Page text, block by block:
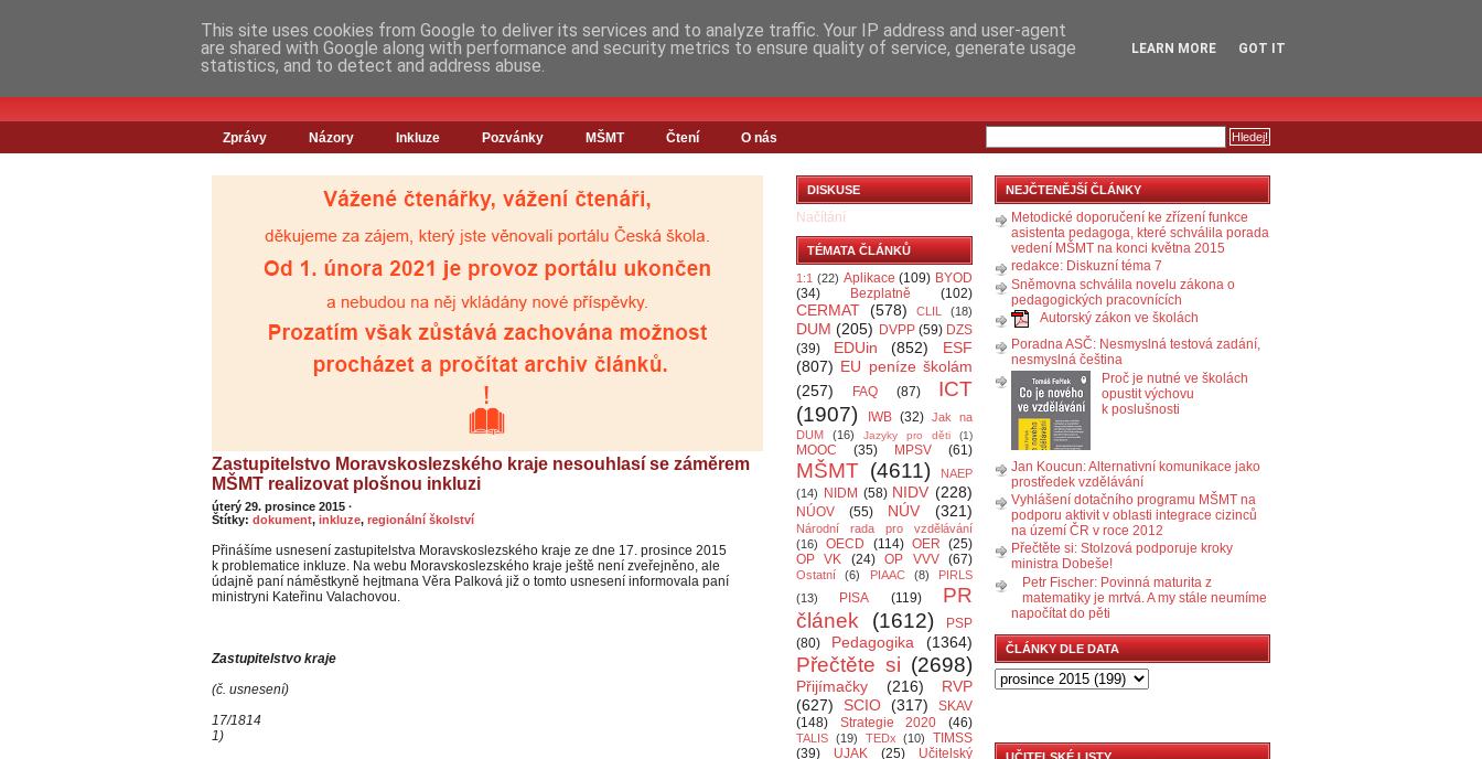
Zprávy Názory Inkluze Pozvánky MŠMT Čtení O nás
Zastupitelstvo Moravskoslezského kraje nesouhlasí se záměrem
MŠMT realizovat plošnou inkluzi
úterý 29. prosince 2015 ·
Štítky: dokument, inkluze, regionální školství
Přinášíme usnesení zastupitelstva Moravskoslezského kraje ze dne 17. prosince 2015
k problematice inkluze. Na webu Moravskoslezského kraje ještě není zveřejněno, ale
údajně paní náměstkyně hejtmana Věra Palková již o tomto usnesení informovala paní
ministryni Kateřinu Valachovou.
Zastupitelstvo kraje
(č. usnesení)
17/1814
1)
DISKUSE
Načítání
TÉMATA ČLÁNKŮ
1:1 (22) Aplikace (109) BYOD
(34)
Bezplatně (102)
CERMAT (578) CLIL (18)
DUM (205) DVPP (59) DZS
(39)
EDUin (852)
ESF
(807) EU peníze školám
(257)
FAQ (87)
ICT
(1907)
IWB (32) Jak na
DUM
(16) Jazyky pro děti (1)
MOOC (35) MPSV (61)
MŠMT (4611)
NAEP
(14)
NIDM (58) NIDV (228)
NÚOV (55) NÚV (321)
Národní rada pro vzdělávání
(16)
OECD (114) OER (25)
OP VK
(24) OP VVV (67)
Ostatní (6) PIAAC (8)
PIRLS
(13)
PISA (119)
PR
článek
(1612)
PSP
(80)
Pedagogika (1364)
Přečtěte si (2698)
Přijímačky (216)
RVP
(627)
SCIO (317)
SKAV
(148)
Strategie 2020 (46)
TALIS (19) TEDx (10)
TIMSS
(39)
UJAK (25)
Učitelský
NEJČTENĚJŠÍ ČLÁNKY
Metodické doporučení ke zřízení funkce
asistenta pedagoga, které schválila porada
vedení MŠMT na konci května 2015
redakce: Diskuzní téma 7
Sněmovna schválila novelu zákona o
pedagogických pracovnících
Autorský zákon ve školách
Poradna ASČ: Nesmyslná testová zadání,
nesmyslná čeština
Proč je nutné ve školách
opustit výchovu
k poslušnosti
Jan Koucun: Alternativní komunikace jako
prostředek vzdělávání
Vyhlášení dotačního programu MŠMT na
podporu aktivit v oblasti integrace cizinců
na území ČR v roce 2012
Přečtěte si: Stolzová podporuje kroky
ministra Dobeše!
Petr Fischer: Povinná maturita z
matematiky je mrtvá. A my stále neumíme
napočítat do pěti
ČLÁNKY DLE DATA
This site uses cookies from Google to deliver its services and to analyze traffic. Your IP address and user-agent
are shared with Google along with performance and security metrics to ensure quality of service, generate usage
statistics, and to detect and address abuse.
LEARN MORE GOT IT